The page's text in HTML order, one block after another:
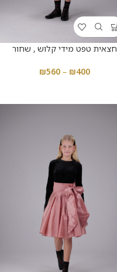
חצאית טפט מידי קלוש , שחור
₪400
–
₪560